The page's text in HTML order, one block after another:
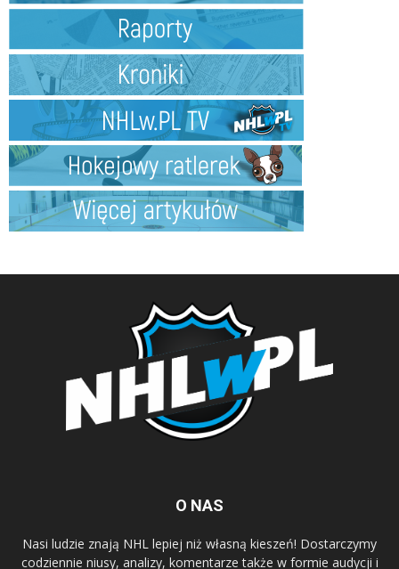
O NAS
Nasi ludzie znają NHL lepiej niż własną kieszeń! Dostarczymy
codziennie niusy, analizy, komentarze także w formie audycji i